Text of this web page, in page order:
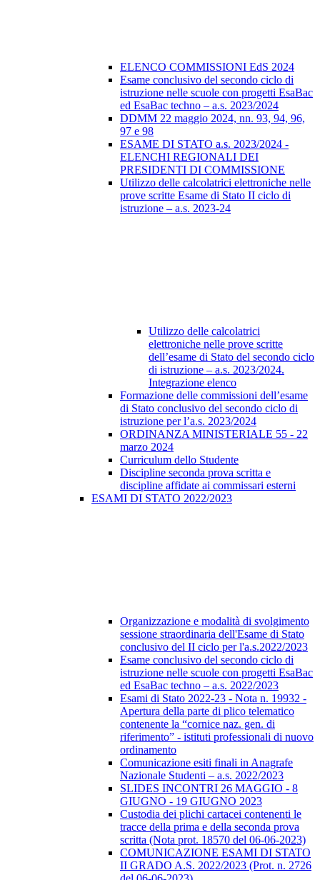
ELENCO COMMISSIONI EdS 2024
Esame conclusivo del secondo ciclo di
istruzione nelle scuole con progetti EsaBac
ed EsaBac techno – a.s. 2023/2024
DDMM 22 maggio 2024, nn. 93, 94, 96,
97 e 98
ESAME DI STATO a.s. 2023/2024 -
ELENCHI REGIONALI DEI
PRESIDENTI DI COMMISSIONE
Utilizzo delle calcolatrici elettroniche nelle
prove scritte Esame di Stato II ciclo di
istruzione – a.s. 2023-24
Utilizzo delle calcolatrici
elettroniche nelle prove scritte
dell’esame di Stato del secondo ciclo
di istruzione – a.s. 2023/2024.
Integrazione elenco
Formazione delle commissioni dell’esame
di Stato conclusivo del secondo ciclo di
istruzione per l’a.s. 2023/2024
ORDINANZA MINISTERIALE 55 - 22
marzo 2024
Curriculum dello Studente
Discipline seconda prova scritta e
discipline affidate ai commissari esterni
ESAMI DI STATO 2022/2023
Organizzazione e modalità di svolgimento
sessione straordinaria dell'Esame di Stato
conclusivo del II ciclo per l'a.s.2022/2023
Esame conclusivo del secondo ciclo di
istruzione nelle scuole con progetti EsaBac
ed EsaBac techno – a.s. 2022/2023
Esami di Stato 2022-23 - Nota n. 19932 -
Apertura della parte di plico telematico
contenente la “cornice naz. gen. di
riferimento” - istituti professionali di nuovo
ordinamento
Comunicazione esiti finali in Anagrafe
Nazionale Studenti – a.s. 2022/2023
SLIDES INCONTRI 26 MAGGIO - 8
GIUGNO - 19 GIUGNO 2023
Custodia dei plichi cartacei contenenti le
tracce della prima e della seconda prova
scritta (Nota prot. 18570 del 06-06-2023)
COMUNICAZIONE ESAMI DI STATO
II GRADO A.S. 2022/2023 (Prot. n. 2726